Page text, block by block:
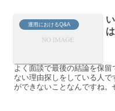
運用におけるQ&A
よく面談で最後の結論を保
ない理由探しをしている人
ができないことなんですね